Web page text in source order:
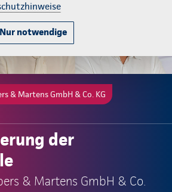
Nur notwendige
& Martens GmbH & Co. KG
der
& Martens GmbH & Co.